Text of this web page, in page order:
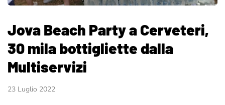
Jova Beach Party a Cerveteri,
30 mila bottigliette dalla
Multiservizi
23 Luglio 2022